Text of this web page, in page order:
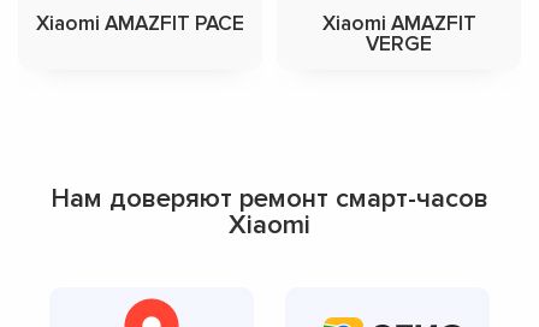
Xiaomi AMAZFIT PACE
Xiaomi AMAZFIT
VERGE
Нам доверяют ремонт смарт-часов
Xiaomi